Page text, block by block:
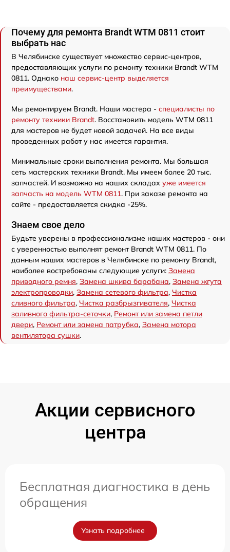
Почему для ремонта Brandt WTM 0811 стоит
выбрать нас
В Челябинске существует множество сервис-центров,
предоставляющих услуги по ремонту техники Brandt WTM
0811. Однако наш сервис-центр выделяется
преимуществами.
Мы ремонтируем Brandt. Наши мастера - специалисты по
ремонту техники Brandt. Восстановить модель WTM 0811
для мастеров не будет новой задачей. На все виды
проведенных работ у нас имеется гарантия.
Минимальные сроки выполнения ремонта. Мы большая
сеть мастерских техники Brandt. Мы имеем более 20 тыс.
запчастей. И возможно на наших складах уже имеется
запчасть на модель WTM 0811. При заказе ремонта на
сайте - предоставляется скидка -25%.
Знаем свое дело
Будьте уверены в профессионализме наших мастеров - они
с уверенностью выполнят ремонт Brandt WTM 0811. По
данным наших мастеров в Челябинске по ремонту Brandt,
наиболее востребованы следующие услуги: Замена
приводного ремня, Замена шкива барабана, Замена жгута
электропроводки, Замена сетевого фильтра, Чистка
сливного фильтра, Чистка разбрызгивателя, Чистка
заливного фильтра-сеточки, Ремонт или замена петли
двери, Ремонт или замена патрубка, Замена мотора
вентилятора сушки.
Акции сервисного
центра
Бесплатная диагностика в день
обращения
Узнать подробнее